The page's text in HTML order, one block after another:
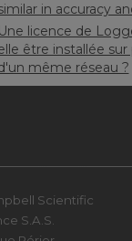
in accuracy
Une licence de
être installée
même réseau ?
Scientific
S.A.S.